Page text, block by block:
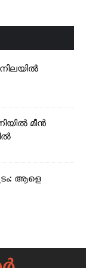
നിലയിൽ
മീൻ
ആളെ